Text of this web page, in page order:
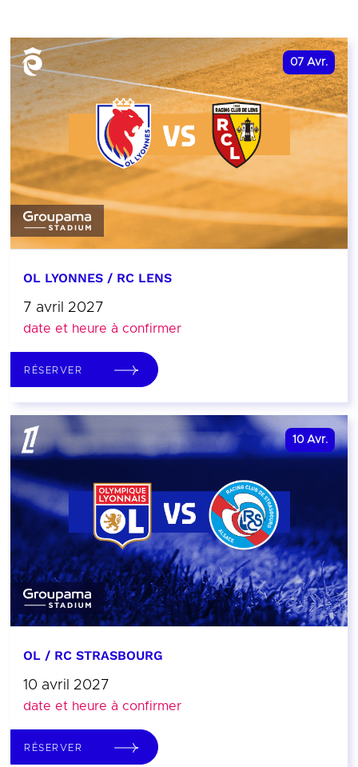
07 Avr.
OL LYONNES / RC LENS
7 avril 2027
date et heure à confirmer
RÉSERVER
10 Avr.
OL / RC STRASBOURG
10 avril 2027
date et heure à confirmer
RÉSERVER